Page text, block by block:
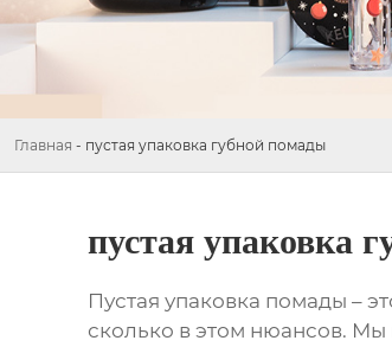
Главная - пустая упаковка губной помады
пустая упаковка
Пустая упаковка помады –
сколько в этом нюансов.